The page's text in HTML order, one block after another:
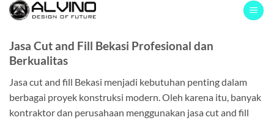
Skip
Jasa Cut and Fill Bekasi Profesional dan
Berkualitas
Jasa cut and fill Bekasi menjadi kebutuhan penting dalam
berbagai proyek konstruksi modern. Oleh karena itu, banyak
kontraktor dan perusahaan menggunakan jasa cut and fill